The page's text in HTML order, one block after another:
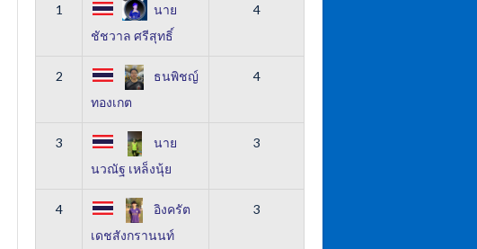
1
นาย
ชัชวาล ศรีสุทธิ์
4
2
ธนพิชญ์
ทองเกต
4
3
นาย
นวณัฐ เหล็งนุ้ย
3
4
อิงครัต
เดชสังกรานนท์
3